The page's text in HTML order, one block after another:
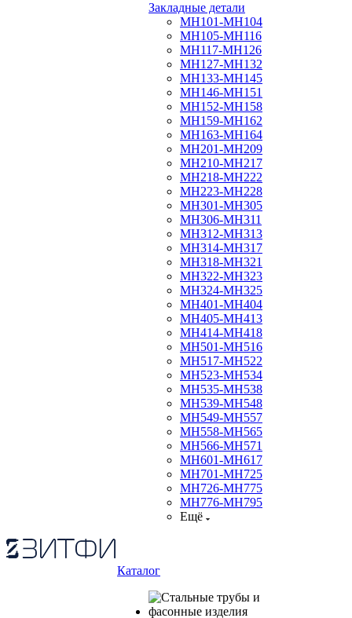
Закладные детали
МН101-МН104
МН105-МН116
МН117-МН126
МН127-МН132
МН133-МН145
МН146-МН151
МН152-МН158
МН159-МН162
МН163-МН164
МН201-МН209
МН210-МН217
МН218-МН222
МН223-МН228
МН301-МН305
МН306-МН311
МН312-МН313
МН314-МН317
МН318-МН321
МН322-МН323
МН324-МН325
МН401-МН404
МН405-МН413
МН414-МН418
МН501-МН516
МН517-МН522
МН523-МН534
МН535-МН538
МН539-МН548
МН549-МН557
МН558-МН565
МН566-МН571
МН601-МН617
МН701-МН725
МН726-МН775
МН776-МН795
Ещё
Каталог